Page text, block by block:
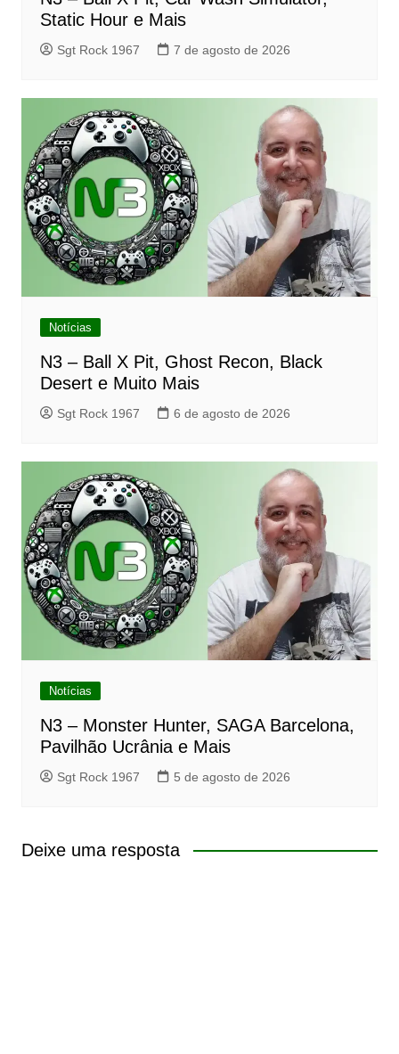
Static Hour e Mais
Sgt Rock 1967 7 de agosto de 2026
Notícias
N3 – Ball X Pit, Ghost Recon, Black
Desert e Muito Mais
Sgt Rock 1967 6 de agosto de 2026
Notícias
N3 – Monster Hunter, SAGA Barcelona,
Pavilhão Ucrânia e Mais
Sgt Rock 1967 5 de agosto de 2026
Deixe uma resposta